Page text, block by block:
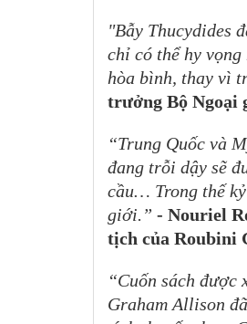
"Bẫy Thucydides
chỉ có thể hy
hòa bình, thay vì
trưởng Bộ Ngoại
“Trung Quốc và
đang trỗi dậy sẽ
cầu… Trong thế
giới.” - Nouriel
tịch của Roubini
“Cuốn sách được
Graham Allison